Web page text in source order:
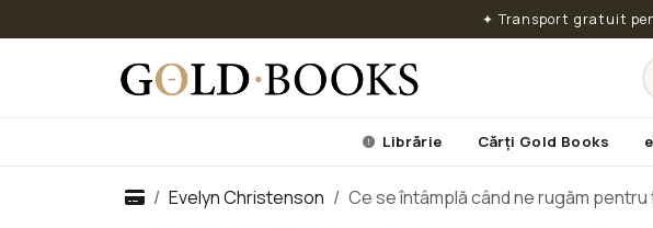
✦ Transport gratuit
Librărie Cărți Gold Books
Evelyn Christenson Ce se întâmplă când ne rugăm